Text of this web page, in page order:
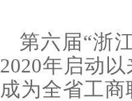
第六届“浙
2020年启动
成为全省工